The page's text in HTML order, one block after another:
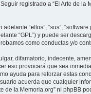
registrado a “El Arte de
“ellos”, “sus”,
“GPL”) y puede ser
como conductas y/o
difamatorio, indecente,
eso provocará que sea
ayuda para reforzar estas
acuerda que cualquier
de la Memoria.org” ni phpBB